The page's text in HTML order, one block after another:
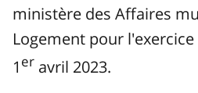
ministère des Affaires
Logement pour
1 er avril 2023.